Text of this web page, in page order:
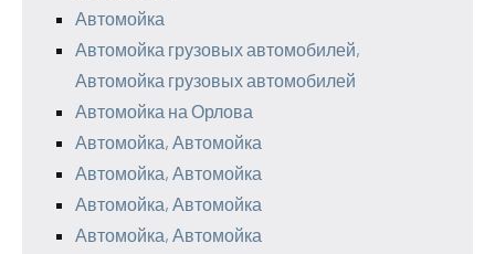
Автомойка
Автомойка грузовых автомобилей,
Автомойка грузовых автомобилей
Автомойка на Орлова
Автомойка, Автомойка
Автомойка, Автомойка
Автомойка, Автомойка
Автомойка, Автомойка